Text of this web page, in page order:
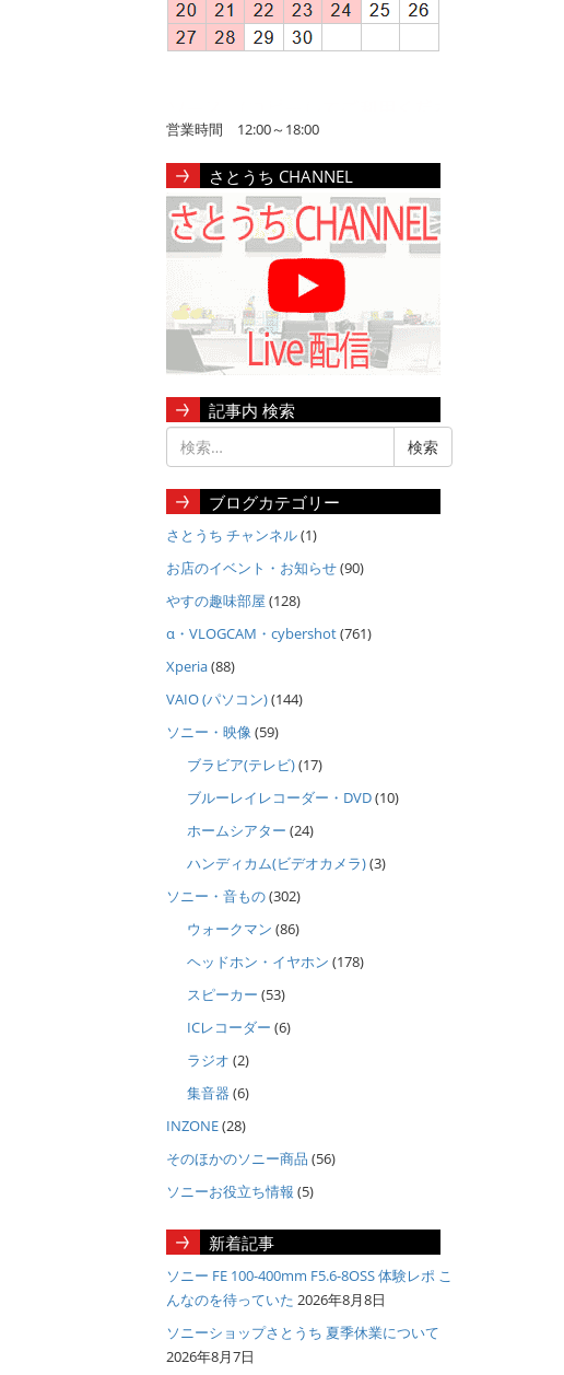
営業時間 12:00～18:00
さとうち CHANNEL
記事内 検索
ブログカテゴリー
さとうち チャンネル(1)
お店のイベント・お知らせ(90)
やすの趣味部屋 (128)
α・VLOGCAM・cybershot(761)
Xperia(88)
VAIO (パソコン)(144)
ソニー・映像(59)
ブラビア(テレビ)(17)
ブルーレイレコーダー・DVD(10)
ホームシアター (24)
ハンディカム(ビデオカメラ)(3)
ソニー・音もの(302)
ウォークマン (86)
ヘッドホン・イヤホン (178)
スピーカー (53)
ICレコーダー (6)
ラジオ (2)
集音器 (6)
INZONE(28)
そのほかのソニー商品 (56)
ソニーお役立ち情報 (5)
新着記事
ソニー FE 100-400mm F5.6-8OSS 体験レポ こ
んなのを待っていた 2026年8月8日
ソニーショップさとうち 夏季休業について
2026年8月7日